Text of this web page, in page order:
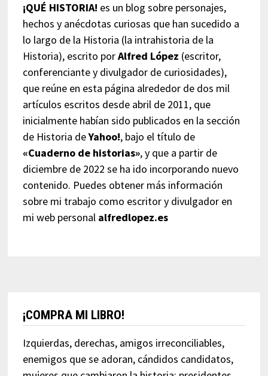
¡QUÉ HISTORIA! es un blog sobre personajes,
hechos y anécdotas curiosas que han sucedido a
lo largo de la Historia (la intrahistoria de la
Historia), escrito porAlfred López (escritor,
conferenciante y divulgador de curiosidades),
que reúne en esta página alrededor de dos mil
artículos escritos desde abril de 2011, que
inicialmente habían sido publicados en la sección
de Historia deYahoo!, bajo el título de
«Cuaderno de historias», y que a partir de
diciembre de 2022 se ha ido incorporando nuevo
contenido. Puedes obtener más información
sobre mi trabajo como escritor y divulgador en
mi web personal alfredlopez.es
¡COMPRA MI LIBRO!
Izquierdas, derechas, amigos irreconciliables,
enemigos que se adoran, cándidos candidatos,